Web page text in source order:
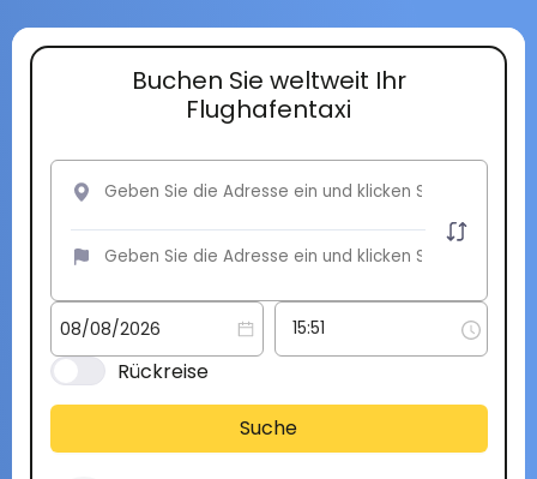
Buchen Sie weltweit Ihr
Flughafentaxi
Rückreise
Suche